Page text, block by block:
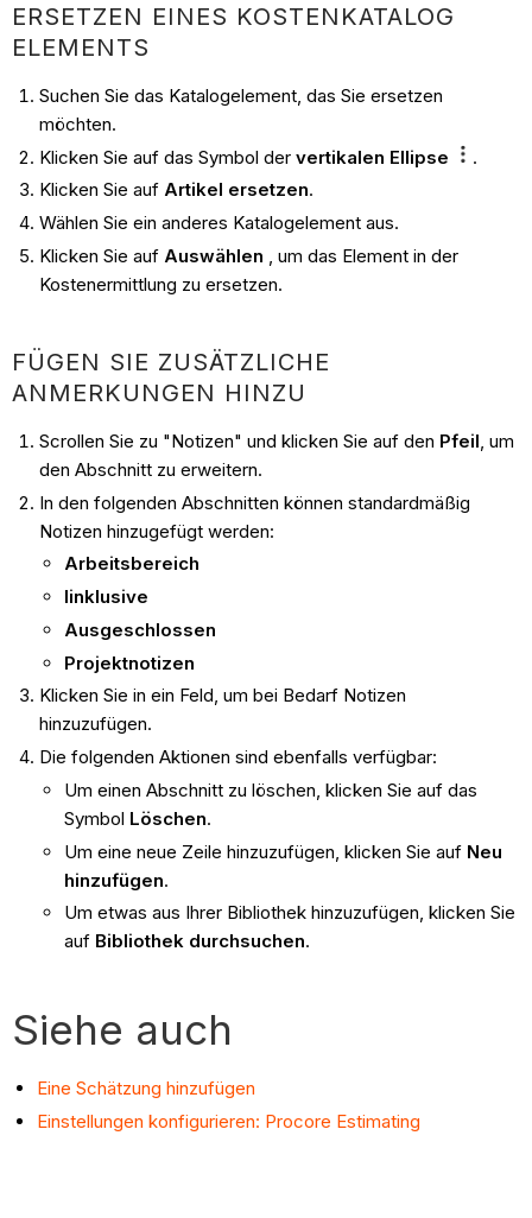
ERSETZEN EINES KOSTENKATALOG
ELEMENTS
Suchen Sie das Katalogelement, das Sie ersetzen
möchten.
Klicken Sie auf das Symbol der vertikalen Ellipse
.
Klicken Sie auf Artikel ersetzen.
Wählen Sie ein anderes Katalogelement aus.
Klicken Sie auf Auswählen , um das Element in der
Kostenermittlung zu ersetzen.
FÜGEN SIE ZUSÄTZLICHE
ANMERKUNGEN HINZU
Scrollen Sie zu "Notizen" und klicken Sie auf den Pfeil, um
den Abschnitt zu erweitern.
In den folgenden Abschnitten können standardmäßig
Notizen hinzugefügt werden:
Arbeitsbereich
Iinklusive
Ausgeschlossen
Projektnotizen
Klicken Sie in ein Feld, um bei Bedarf Notizen
hinzuzufügen.
Die folgenden Aktionen sind ebenfalls verfügbar:
Um einen Abschnitt zu löschen, klicken Sie auf das
Symbol Löschen.
Um eine neue Zeile hinzuzufügen, klicken Sie auf Neu
hinzufügen.
Um etwas aus Ihrer Bibliothek hinzuzufügen, klicken Sie
auf Bibliothek durchsuchen.
Siehe auch
Eine Schätzung hinzufügen
Einstellungen konfigurieren: Procore Estimating